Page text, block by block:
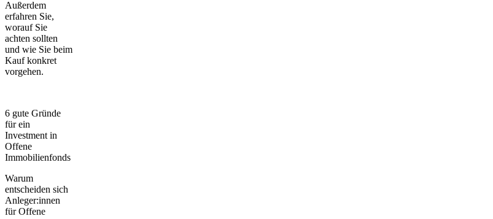
Außerdem
erfahren Sie,
worauf Sie
achten sollten
und wie Sie beim
Kauf konkret
vorgehen.
6 gute Gründe
für ein
Investment in
Offene
Immobilienfonds
Warum
entscheiden sich
Anleger:innen
für Offene